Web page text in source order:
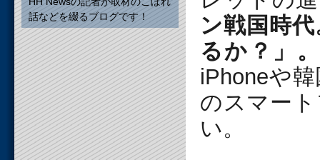
話などを綴るブログです！
ン戦国時
るか？」
iPhoneや
のスマー
い。